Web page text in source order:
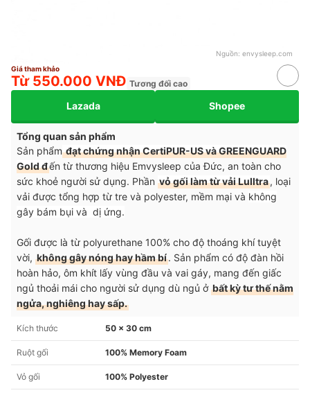
Nguồn: envysleep.com
Giá tham khảo
Từ 550.000 VNĐ Tương đối cao
Lazada Shopee
Tổng quan sản phẩm
Sản phẩmđạt chứng nhận CertiPUR-US và GREENGUARD
Gold đến từ thương hiệu Emvysleep của Đức, an toàn cho
sức khoẻ người sử dụng. Phần vỏ gối làm từ vải Lulltra, loại
vải được tổng hợp từ tre và polyester, mềm mại và không
gây bám bụi và dị ứng.
Gối được là từ polyurethane 100% cho độ thoáng khí tuyệt
vời, không gây nóng hay hầm bí. Sản phẩm có độ đàn hồi
hoàn hảo, ôm khít lấy vùng đầu và vai gáy, mang đến giấc
ngủ thoải mái cho người sử dụng dù ngủ ở bất kỳ tư thế nằm
ngửa, nghiêng hay sấp.
Kích thước 50 x 30 cm
Ruột gối 100% Memory Foam
Vỏ gối 100% Polyester